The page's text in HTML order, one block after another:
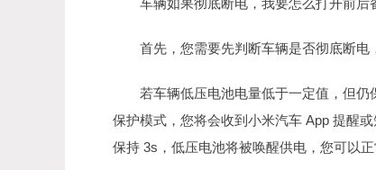
首先，您需要先判断车辆是否彻底断电
若车辆低压电池电量低于一定值，但仍
保护模式，您将会收到小米汽车 App 提醒
保持 3s，低压电池将被唤醒供电，您可以正